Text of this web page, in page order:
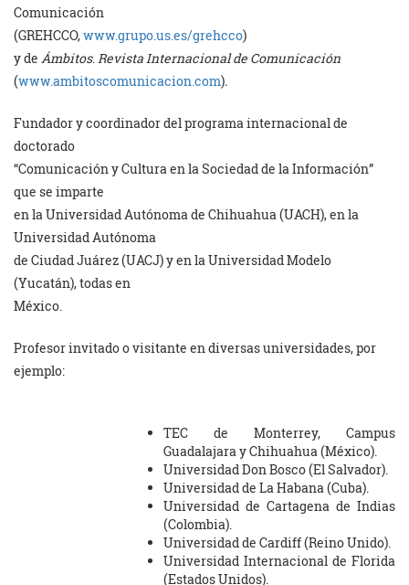
Comunicación
(GREHCCO,www.grupo.us.es/grehcco)
y de Ámbitos.Revista Internacional de Comunicación
(www.ambitoscomunicacion.com).
Fundador y coordinador del programa internacional de
doctorado
“Comunicación y Cultura en la Sociedad de la Información”
que se imparte
en la Universidad Autónoma de Chihuahua (UACH), en la
Universidad Autónoma
de Ciudad Juárez (UACJ) y en la Universidad Modelo
(Yucatán), todas en
México.
Profesor invitado o visitante en diversas universidades, por
ejemplo:
TEC de Monterrey, Campus
Guadalajara y Chihuahua (México).
Universidad Don Bosco (El Salvador).
Universidad de La Habana (Cuba).
Universidad de Cartagena de Indias
(Colombia).
Universidad de Cardiff (Reino Unido).
Universidad Internacional de Florida
(Estados Unidos).